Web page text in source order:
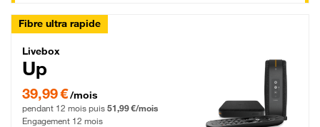
Fibre ultra rapide
Livebox Up Fibre
Livebox
Up
39,99 € par mois pendant 12 mois puis 51,99 € par mois, Engagement 12 mois
39,99 €/mois
pendant 12 mois puis 51,99 €/mois
Engagement 12 mois